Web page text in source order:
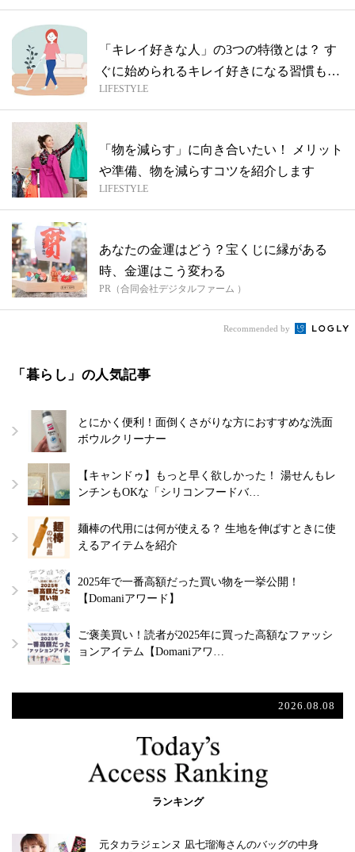
「キレイ好きな人」の3つの特徴とは？ す
ぐに始められるキレイ好きになる習慣も紹
介
LIFESTYLE
「物を減らす」に向き合いたい！ メリット
や準備、物を減らすコツを紹介します
LIFESTYLE
あなたの金運はどう？宝くじに縁がある
時、金運はこう変わる
PR（合同会社デジタルファーム ）
Recommended by
「暮らし」の人気記事
とにかく便利！面倒くさがりな方におすすめな洗面
ボウルクリーナー
【キャンドゥ】もっと早く欲しかった！ 湯せんもレ
ンチンもOKな「シリコンフードバ…
麺棒の代用には何が使える？ 生地を伸ばすときに使
えるアイテムを紹介
2025年で一番高額だった買い物を一挙公開！
【Domaniアワード】
ご褒美買い！読者が2025年に買った高額なファッシ
ョンアイテム【Domaniアワ…
2026.08.08
ランキング
元タカラジェンヌ 凪七瑠海さんのバッグの中身